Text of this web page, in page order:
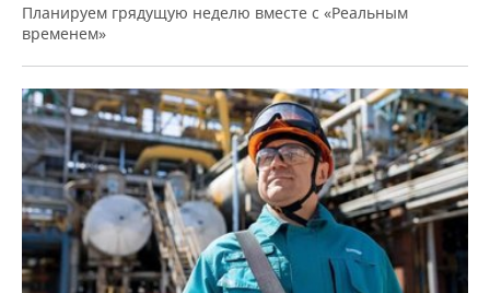
Планируем грядущую неделю вместе с «Реальным
временем»